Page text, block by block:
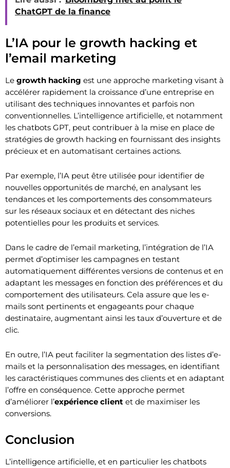
ChatGPT de la finance
L’IA pour le growth hacking et
l’email marketing
Le growth hacking est une approche marketing visant à
accélérer rapidement la croissance d’une entreprise en
utilisant des techniques innovantes et parfois non
conventionnelles. L’intelligence artificielle, et notamment
les chatbots GPT, peut contribuer à la mise en place de
stratégies de growth hacking en fournissant des insights
précieux et en automatisant certaines actions.
Par exemple, l’IA peut être utilisée pour identifier de
nouvelles opportunités de marché, en analysant les
tendances et les comportements des consommateurs
sur les réseaux sociaux et en détectant des niches
potentielles pour les produits et services.
Dans le cadre de l’email marketing, l’intégration de l’IA
permet d’optimiser les campagnes en testant
automatiquement différentes versions de contenus et en
adaptant les messages en fonction des préférences et du
comportement des utilisateurs. Cela assure que les e-
mails sont pertinents et engageants pour chaque
destinataire, augmentant ainsi les taux d’ouverture et de
clic.
En outre, l’IA peut faciliter la segmentation des listes d’e-
mails et la personnalisation des messages, en identifiant
les caractéristiques communes des clients et en adaptant
l’offre en conséquence. Cette approche permet
d’améliorer l’expérience client et de maximiser les
conversions.
Conclusion
L’intelligence artificielle, et en particulier les chatbots